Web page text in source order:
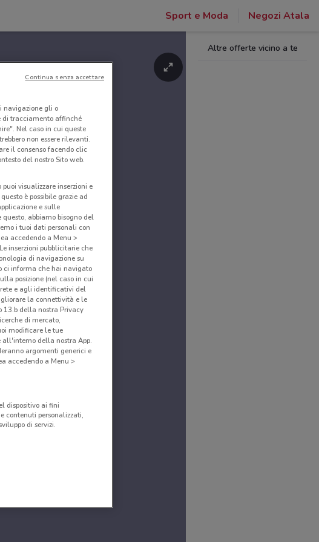
Sport e Moda Negozi Atala
Altre offerte vicino a te
navigazione gli o
di tracciamento affinché
Nel caso in cui queste
non essere rilevanti.
il consenso facendo clic
del nostro Sito web.
visualizzare inserzioni e
è possibile grazie ad
e sulle
abbiamo bisogno del
i tuoi dati personali con
accedendo a Menu >
inserzioni pubblicitarie che
di navigazione su
ci informa che hai navigato
posizione (nel caso in cui
e agli identificativi del
la connettività e le
13.b della nostra Privacy
di mercato,
modificare le tue
all'interno della nostra App.
argomenti generici e
accedendo a Menu >
dispositivo ai fini
contenuti personalizzati,
di servizi.
Continua senza accettare